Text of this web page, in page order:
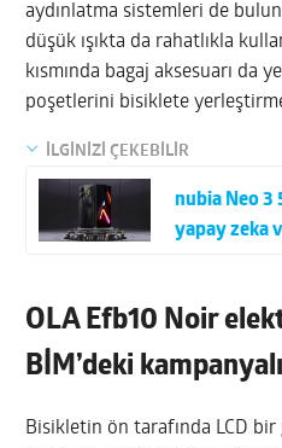
aydınlatma sistemleri de
düşük ışıkta da rahatlıkla
kısmında bagaj aksesuarı da
poşetlerini bisiklete
İLGİNİZİ ÇEKEBİLİR
nubia Neo 3
yapay zeka
OLA Efb10 Noir
BİM’deki
Bisikletin ön tarafında LCD